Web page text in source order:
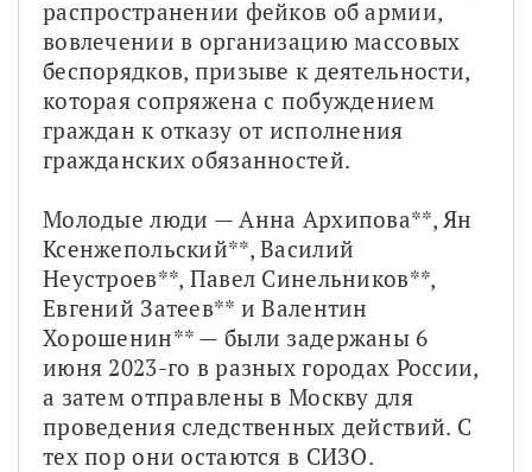
распространении фейков об армии,
вовлечении в организацию массовых
беспорядков, призыве к деятельности,
которая сопряжена с побуждением
граждан к отказу от исполнения
гражданских обязанностей.
Молодые люди — Анна Архипова**, Ян
Ксенжепольский**, Василий
Неустроев**, Павел Синельников**,
Евгений Затеев** и Валентин
Хорошенин** — были задержаны 6
июня 2023-го в разных городах России,
а затем отправлены в Москву для
проведения следственных действий. С
тех пор они остаются в СИЗО.